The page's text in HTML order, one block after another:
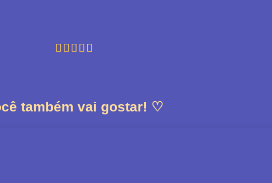
    
também vai gostar! ♡